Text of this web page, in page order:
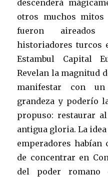
descenderá
otros muchos mitos
fueron
historiadores turcos
Estambul Capital
Revelan la magnitud
manifestar con
grandeza y poderío
propuso: restaurar
antigua gloria. La
emperadores habían
de concentrar en
del poder romano